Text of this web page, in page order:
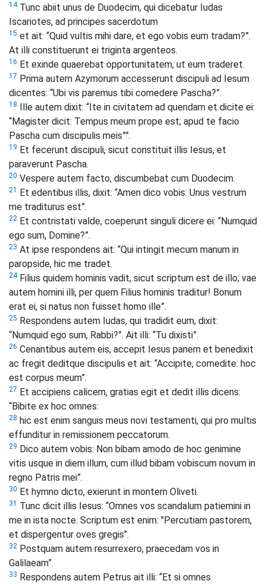
14Tunc abiit unus de Duodecim, qui dicebatur Iudas
Iscariotes, ad principes sacerdotum
15 et ait: “Quid vultis mihi dare, et ego vobis eum tradam?”.
At illi constituerunt ei triginta argenteos.
16 Et exinde quaerebat opportunitatem, ut eum traderet.
17 Prima autem Azymorum accesserunt discipuli ad Iesum
dicentes: “Ubi vis paremus tibi comedere Pascha?”.
18
Ille autem dixit: “Ite in civitatem ad quendam et dicite ei:
“Magister dicit: Tempus meum prope est; apud te facio
Pascha cum discipulis meis””.
19 Et fecerunt discipuli, sicut constituit illis Iesus, et
paraverunt Pascha.
20 Vespere autem facto, discumbebat cum Duodecim.
21
Et edentibus illis, dixit: “Amen dico vobis: Unus vestrum
me traditurus est”.
22 Et contristati valde, coeperunt singuli dicere ei: “Numquid
ego sum, Domine?”.
23 At ipse respondens ait: “Qui intingit mecum manum in
paropside, hic me tradet.
24Filius quidem hominis vadit, sicut scriptum est de illo; vae
autem homini illi, per quem Filius hominis traditur! Bonum
erat ei, si natus non fuisset homo ille”.
25 Respondens autem Iudas, qui tradidit eum, dixit:
“Numquid ego sum, Rabbi?”. Ait illi: “Tu dixisti”.
26 Cenantibus autem eis, accepit Iesus panem et benedixit
ac fregit deditque discipulis et ait: “Accipite, comedite: hoc
est corpus meum”.
27 Et accipiens calicem, gratias egit et dedit illis dicens:
“Bibite ex hoc omnes:
28 hic est enim sanguis meus novi testamenti, qui pro multis
effunditur in remissionem peccatorum.
29 Dico autem vobis: Non bibam amodo de hoc genimine
vitis usque in diem illum, cum illud bibam vobiscum novum in
regno Patris mei”.
30 Et hymno dicto, exierunt in montem Oliveti.
31 Tunc dicit illis Iesus: “Omnes vos scandalum patiemini in
me in ista nocte. Scriptum est enim: "Percutiam pastorem,
et dispergentur oves gregis".
32 Postquam autem resurrexero, praecedam vos in
Galilaeam”.
33 Respondens autem Petrus ait illi: “Et si omnes